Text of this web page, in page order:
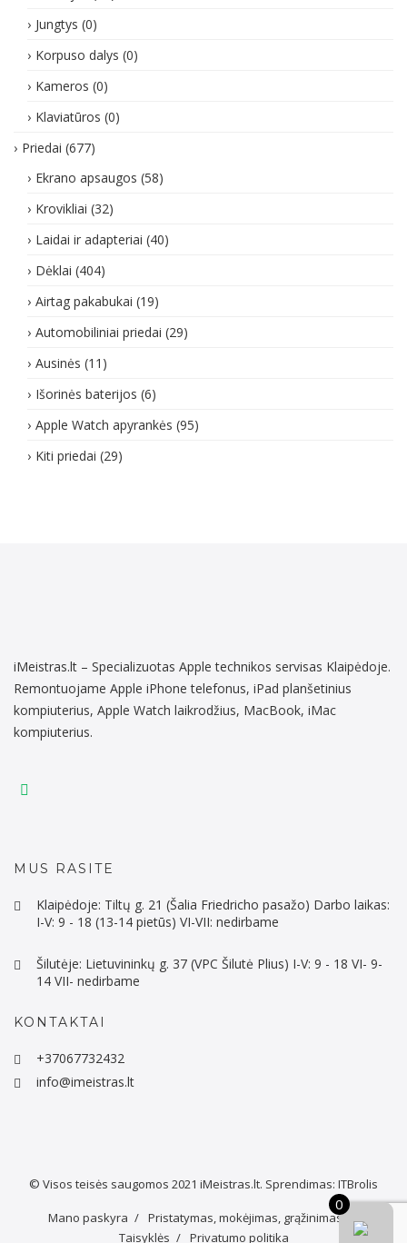
Jungtys (0)
Korpuso dalys (0)
Kameros (0)
Klaviatūros (0)
Priedai (677)
Ekrano apsaugos (58)
Krovikliai (32)
Laidai ir adapteriai (40)
Dėklai (404)
Airtag pakabukai (19)
Automobiliniai priedai (29)
Ausinės (11)
Išorinės baterijos (6)
Apple Watch apyrankės (95)
Kiti priedai (29)
iMeistras.lt – Specializuotas Apple technikos servisas Klaipėdoje.
Remontuojame Apple iPhone telefonus, iPad planšetinius
kompiuterius, Apple Watch laikrodžius, MacBook, iMac
kompiuterius.
MUS RASITE
Klaipėdoje: Tiltų g. 21 (Šalia Friedricho pasažo) Darbo laikas:
I-V: 9 - 18 (13-14 pietūs) VI-VII: nedirbame
Šilutėje: Lietuvininkų g. 37 (VPC Šilutė Plius) I-V: 9 - 18 VI- 9-
14 VII- nedirbame
KONTAKTAI
+37067732432
info@imeistras.lt
© Visos teisės saugomos 2021 iMeistras.lt. Sprendimas: ITBrolis
Mano paskyra
Pristatymas, mokėjimas, grąžinimas
Taisyklės
Privatumo politika
0